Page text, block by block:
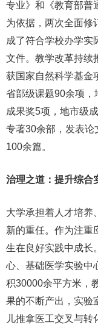
专业》和《教育部普
为依据，两次全面修
成了符合学校办学实
文件。教学改革持续
获国家自然科学基金
省部级课题90余项，
成果奖5项，地市级
专著30余部，发表
100余篇。
治理之道：提升综合
大学承担着人才培养
新的重任。作为注重
生在良好实践中成长
心、基础医学实验中
积30000余平方米，
果的不断产出，实验
儿推拿医工交叉与转